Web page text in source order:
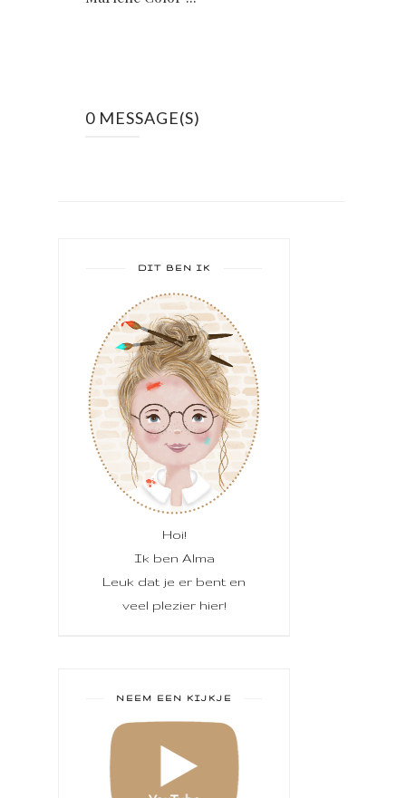
0 MESSAGE(S)
DIT BEN IK
Hoi!
Ik ben Alma
Leuk dat je er bent en
veel plezier hier!
NEEM EEN KIJKJE